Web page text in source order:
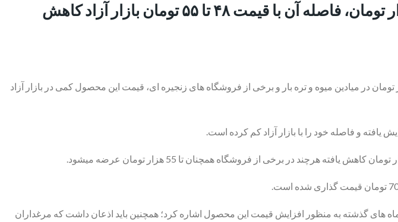
با افزایش نرخ مصوب هرشانه ۳۰ عددی تخم مرغ به مبلغ ۴۲.۵ هزار تومان، فاصله آن با قیمت ۴۸ تا ۵۵ تومان بازار آزاد کاهش
توزیع تخم مرغ به قیمت مصوب هرشانه 42.5 هزار تومان در میادین میوه و تره بار و برخی از فروشگاه های زنجیره ای، قیمت این محصول کمی در بازار آزاد
های گذشته به منظور افزایش قیمت این محصول اشاره کرد؛ همچنین باید اذعان داشت که مرغداران